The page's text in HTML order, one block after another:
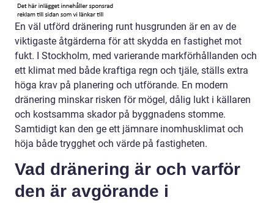
En väl utförd dränering runt husgrunden är en av de
viktigaste åtgärderna för att skydda en fastighet mot
fukt. I Stockholm, med varierande markförhållanden och
ett klimat med både kraftiga regn och tjäle, ställs extra
höga krav på planering och utförande. En modern
dränering minskar risken för mögel, dålig lukt i källaren
och kostsamma skador på byggnadens stomme.
Samtidigt kan den ge ett jämnare inomhusklimat och
höja både trygghet och värde på fastigheten.
Vad dränering är och varför
den är avgörande i